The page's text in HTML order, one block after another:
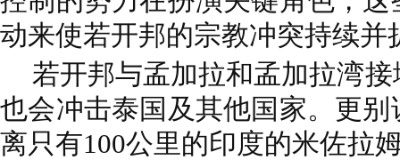
动来使若开邦的宗教冲突持续并
若开邦与孟加拉和孟加拉湾
也会冲击泰国及其他国家。更
离只有100公里的印度的米佐拉